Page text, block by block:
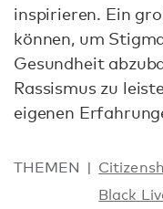
inspirieren. Ein
können, um
Gesundheit
Rassismus zu
eigenen
THEMEN
Black